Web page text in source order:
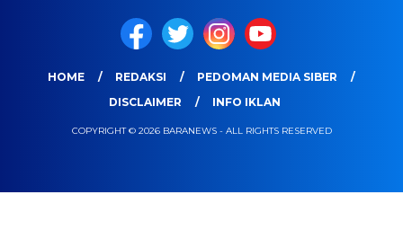
HOME REDAKSI
PEDOMAN MEDIA SIBER
DISCLAIMER
INFO IKLAN
COPYRIGHT © 2026 BARANEWS - ALL RIGHTS RESERVED